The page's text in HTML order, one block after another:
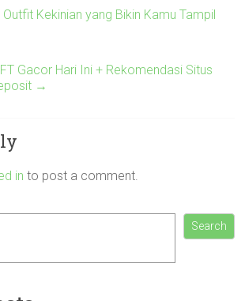
Kekinian yang Bikin Kamu Tampil
Gacor Hari Ini + Rekomendasi Situs
→
in to post a comment.
Search